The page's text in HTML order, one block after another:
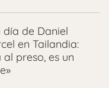
día de Daniel
en Tailandia:
preso, es un